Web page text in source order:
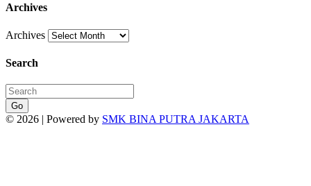
Archives
Archives
Search
Go
© 2026 | Powered by SMK BINA PUTRA JAKARTA